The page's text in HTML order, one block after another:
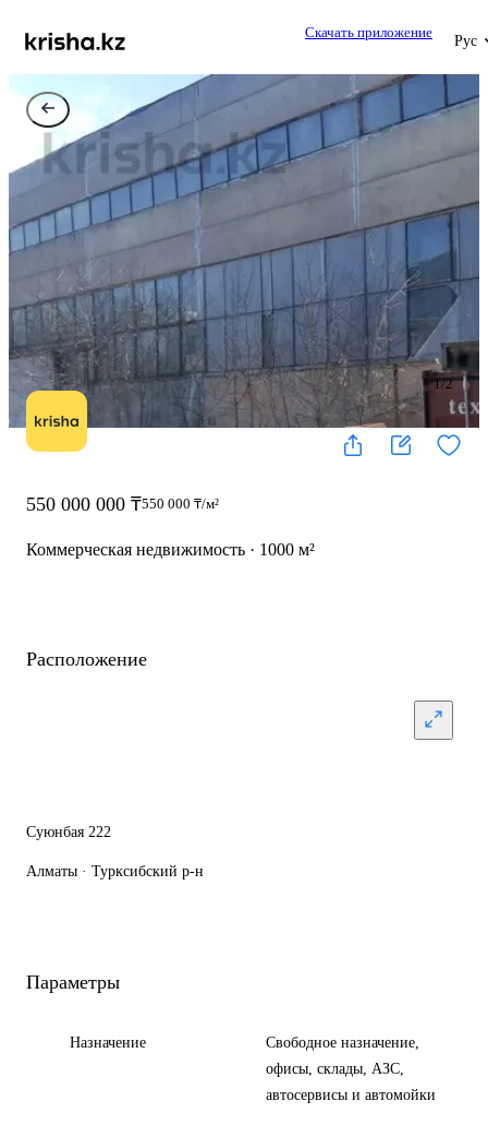
Скачать приложение
Рус
1/2
550 000 000 ₸550 000 ₸/м²
Коммерческая недвижимость · 1000 м²
Расположение
Суюнбая 222
Алматы · Турксибский р-н
Параметры
Назначение
Свободное назначение,
офисы, склады, АЗС,
автосервисы и автомойки